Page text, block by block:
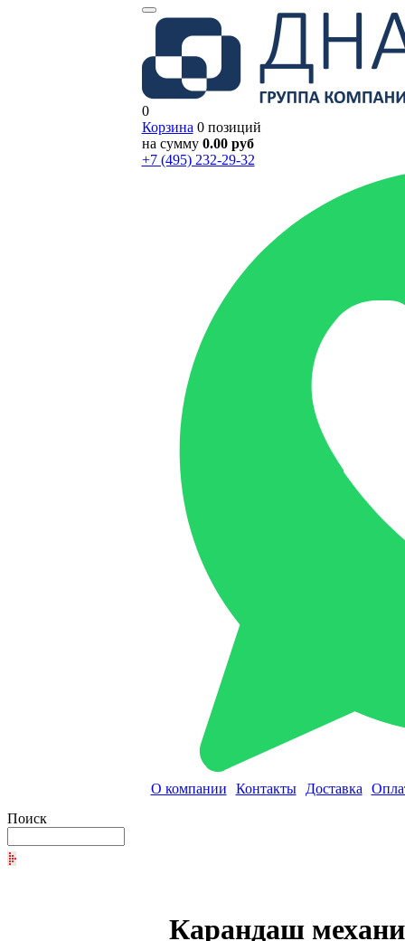
0
Корзина 0 позиций
на сумму 0.00 руб
+7 (495) 232-29-32
О компании Контакты Доставка
Поиск
Карандаш